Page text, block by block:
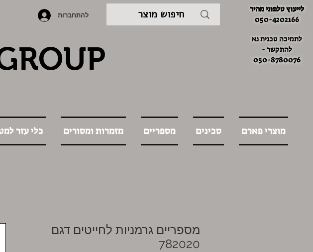
לייעוץ טלפוני מהיר
050-4202166
לתמיכה טכנית נא
להתקשר -
050-8780076
להתחברות
מוצרי פארם סכינים מספריים מזמרות ומסורים כלי עזר
מספריים גרמניות לחייטים דגם
782020